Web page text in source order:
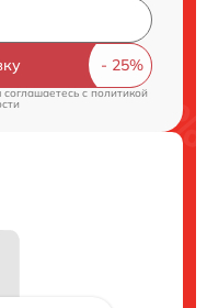
соглашаетесь cполитикой